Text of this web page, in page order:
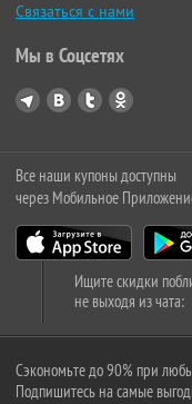
Связаться с нами
Мы в Соцсетях
Все наши купоны доступны
через Мобильное
Ищите скидки
не выходя из чата:
Сэкономьте до 90% при
Подпишитесь на самые